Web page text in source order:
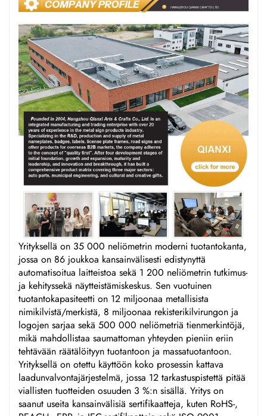
Yrityksellä on 35 000 neliömetrin moderni tuotantokanta,
jossa on 86 joukkoa kansainvälisesti edistynyttä
automatisoitua laitteistoa sekä 1 200 neliömetrin tutkimus-
ja kehityssekä näytteistämiskeskus. Sen vuotuinen
tuotantokapasiteetti on 12 miljoonaa metallisista
nimikilvistä/merkistä, 8 miljoonaa rekisterikilvirungon ja
logojen sarjaa sekä 500 000 neliömetriä tienmerkintöjä,
mikä mahdollistaa saumattoman yhteyden pieniin eriin
tehtävään räätälöityyn tuotantoon ja massatuotantoon.
Yrityksellä on otettu käyttöön koko prosessin kattava
laadunvalvontajärjestelmä, jossa 12 tarkastuspistettä pitää
viallisten tuotteiden osuuden 3 %:n sisällä. Yritys on
saanut useita kansainvälisiä sertifikaatteja, kuten RoHS-,